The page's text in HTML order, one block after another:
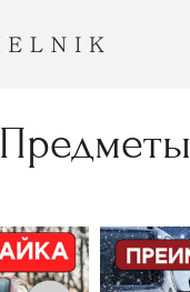
Предметы